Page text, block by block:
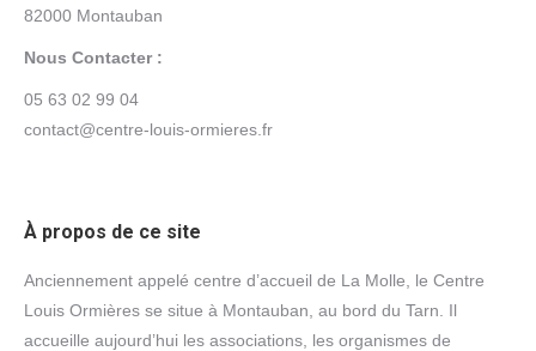
82000 Montauban
Nous Contacter :
05 63 02 99 04
contact@centre-louis-ormieres.fr
À propos de ce site
Anciennement appelé centre d’accueil de La Molle, le Centre
Louis Ormières se situe à Montauban, au bord du Tarn. Il
accueille aujourd’hui les associations, les organismes de